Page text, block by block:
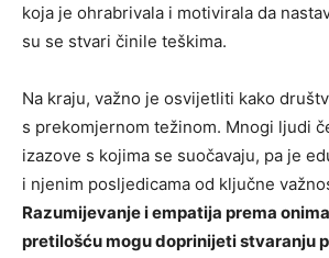
koja je ohrabrivala i motivirala da
su se stvari činile teškima.
Na kraju, važno je osvijetliti kako
s prekomjernom težinom. Mnogi ljudi
izazove s kojima se suočavaju, pa je
i njenim posljedicama od ključne
Razumijevanje i empatija prema
pretilošću mogu doprinijeti stvaranju